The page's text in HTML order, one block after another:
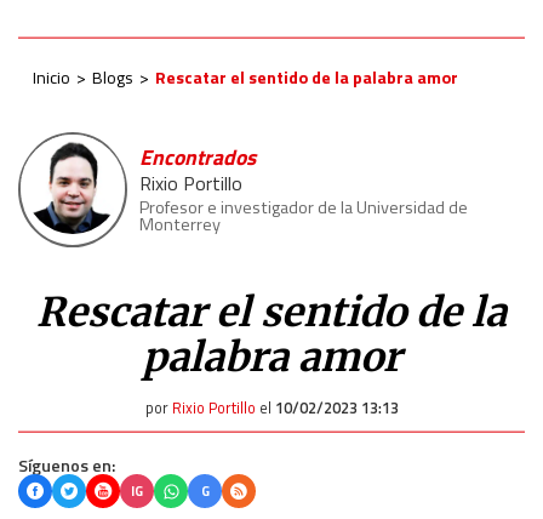
Inicio Blogs Rescatar el sentido de la palabra amor
Encontrados
Rixio Portillo
Profesor e investigador de la Universidad de
Monterrey
Rescatar el sentido de la
palabra amor
por Rixio Portillo el 10/02/2023 13:13
Síguenos en:
IG G